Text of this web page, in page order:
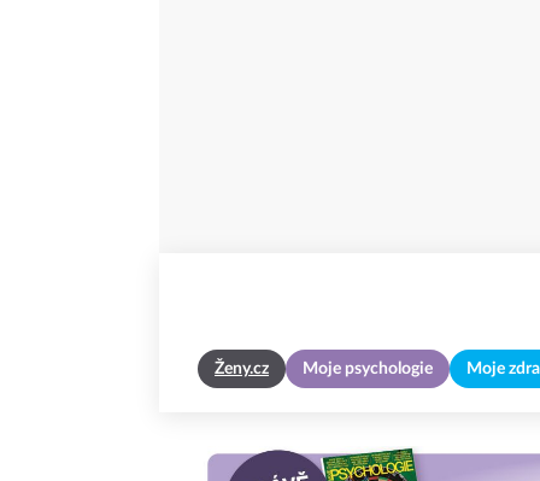
Ženy.cz Moje psychologie Moje